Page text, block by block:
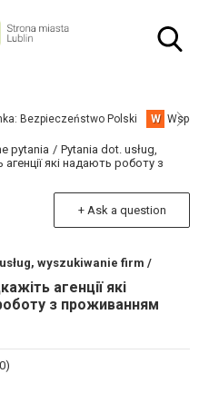
Bezpieczeństwo Polski W
pytania
Pytania dot. usług,
які надають роботу з
+ Ask a question
wyszukiwanie firm /
агенції які
з проживанням